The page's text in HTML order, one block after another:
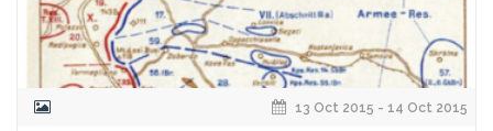
13 Oct 2015 - 14 Oct 2015